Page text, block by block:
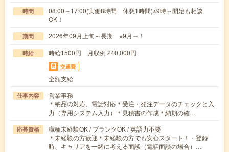
時間
08:00～17:00(実働8時間 休憩1時間)※9時～開始も相談
OK！
期間 2026年09月上旬～長期 ※9月～！
時給 時給1500円 月収例 240,000円
交通費
全額支給
仕事内容
営業事務
＊納品の対応、電話対応＊受注・発注データのチェックと入
力（専用システム入力）＊見積書の作成＊納期の確…
応募資格
職種未経験OK / ブランクOK / 英語力不要
＊未経験の方歓迎＊未経験の方でも安心スタート！・登録
時、キャリアを一緒に考える面談（電話面談の場合）…